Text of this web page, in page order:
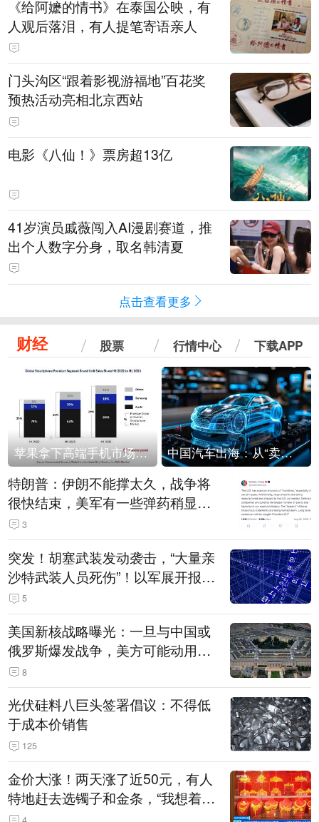
《给阿嬷的情书》在泰国公映，有
人观后落泪，有人提笔寄语亲人
门头沟区“跟着影视游福地”百花奖
预热活动亮相北京西站
电影《八仙！》票房超13亿
41岁演员戚薇闯入AI漫剧赛道，推
出个人数字分身，取名韩清夏
点击查看更多
财经 股票 行情中心 下载APP
苹果拿下高端手机市场65%的份额：iPhone 17系列功不可没 中国汽车出海：从“卖出去”到“走进去”
特朗普：伊朗不能撑太久，战争将
很快结束，美军有一些弹药稍显紧
张！伊朗公布拟议的海峡管理文本
3
突发！胡塞武装发动袭击，“大量亲
沙特武装人员死伤”！以军展开报复
性空袭
5
美国新核战略曝光：一旦与中国或
俄罗斯爆发战争，美方可能动用战
术核武器
8
光伏硅料八巨头签署倡议：不得低
于成本价销售
125
金价大涨！两天涨了近50元，有人
特地赶去选镯子和金条，“我想着买
起来可以保值，小批量进一些货”